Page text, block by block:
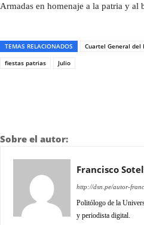
Armadas en homenaje a la patria y al
TEMAS RELACIONADOS Cuartel General del
fiestas patrias
Julio
Sobre el autor:
Francisco
http://dsn.pe/autor-
Politólogo de la
y periodista digital.